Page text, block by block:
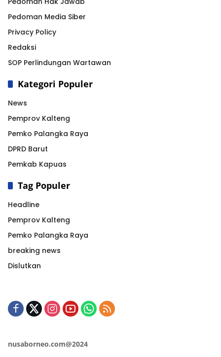
Pedoman Media Siber
Privacy Policy
Redaksi
SOP Perlindungan Wartawan
Kategori Populer
News
Pemprov Kalteng
Pemko Palangka Raya
DPRD Barut
Pemkab Kapuas
Tag Populer
Headline
Pemprov Kalteng
Pemko Palangka Raya
breaking news
Dislutkan
nusaborneo.com@2024